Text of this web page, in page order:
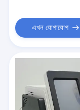
আমাদের সম্বন্ধে
এখন যোগাযোগ